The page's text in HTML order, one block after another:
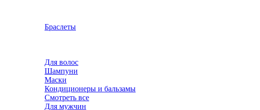
Браслеты
Для волос
Шампуни
Маски
Кондиционеры и бальзамы
Смотреть все
Для мужчин